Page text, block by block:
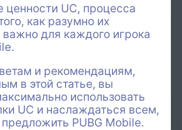
ценности UC, процесса
как разумно их
важно для каждого игрока
и рекомендациям,
в этой статье, вы
использовать
UC и наслаждаться всем,
PUBG Mobile.